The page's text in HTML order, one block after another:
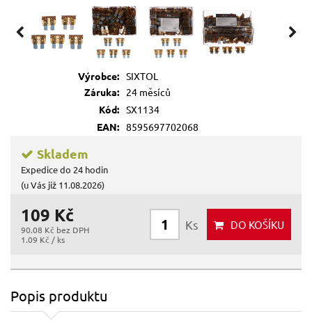
Výrobce: SIXTOL
Záruka:
24 měsíců
Kód: SX1134
EAN: 8595697702068
Skladem
Expedice do 24 hodin
(u Vás již 11.08.2026)
109 Kč
90.08 Kč bez DPH
1.09 Kč / ks
Ks DO KOŠÍKU
Popis produktu